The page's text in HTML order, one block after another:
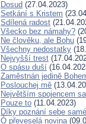
Dosud (27.04.2023)
Setkání s Kristem
Sdílená radost
Všecko bez námahy?
Ne člověku, ale Bohu
Všechny nedostatky
Nejvyšší trest
O spásu duší
Zaměstnán jedině
Poslouchej mě
Největším spojencem
Pouze to (11.04.2023)
Díky poznání sebe
Ó převeselá novina